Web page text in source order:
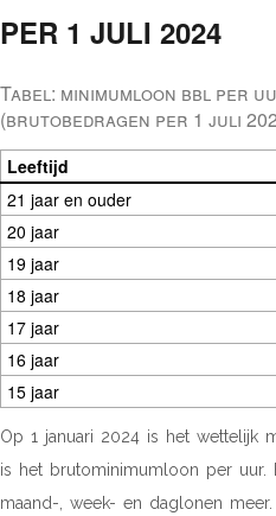
PER 1 JULI 2024
Tabel: minimumloon bbl per
(brutobedragen per 1 juli
Leeftijd
21 jaar en ouder
20 jaar
19 jaar
18 jaar
17 jaar
16 jaar
15 jaar
Op 1 januari 2024 is het wettelijk
is het brutominimumloon per uur.
maand-, week- en daglonen meer.